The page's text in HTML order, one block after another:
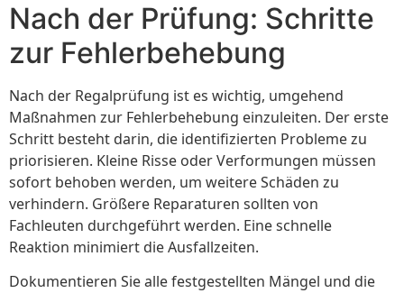
Nach der Prüfung: Schritte
zur Fehlerbehebung
Nach der Regalprüfung ist es wichtig, umgehend
Maßnahmen zur Fehlerbehebung einzuleiten. Der erste
Schritt besteht darin, die identifizierten Probleme zu
priorisieren. Kleine Risse oder Verformungen müssen
sofort behoben werden, um weitere Schäden zu
verhindern. Größere Reparaturen sollten von
Fachleuten durchgeführt werden. Eine schnelle
Reaktion minimiert die Ausfallzeiten.
Dokumentieren Sie alle festgestellten Mängel und die